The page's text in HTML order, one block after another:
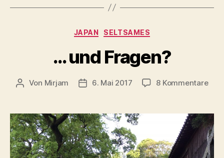
Kategorien
JAPAN SELTSAMES
… und Fragen?
Beitragsautor
Von Mirjam Beitragsdatum
6. Mai 2017 8 Kommentarezu